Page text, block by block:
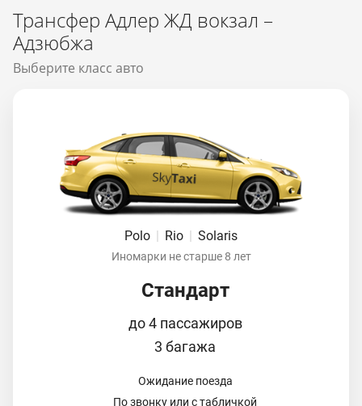
Трансфер Адлер ЖД вокзал –
Адзюбжа
Выберите класс авто
Polo | Rio | Solaris
Иномарки не старше 8 лет
Стандарт
до 4 пассажиров
3 багажа
Ожидание поезда
По звонку или с табличкой